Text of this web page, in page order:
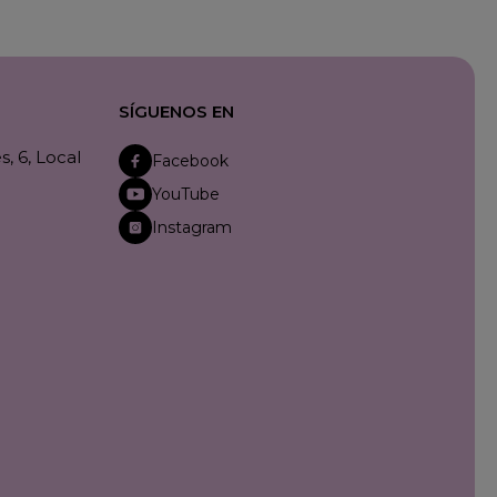
6, Local
SÍGUENOS EN
Facebook
YouTube
Instagram